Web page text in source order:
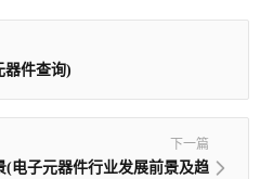
器件查询)
下一篇
(电子元器件行业发展前景及趋